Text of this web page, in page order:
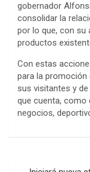
gobernador
consolidar la
por lo que, con su
productos
Con estas
para la
sus visitantes y
que cuenta, como
negocios,